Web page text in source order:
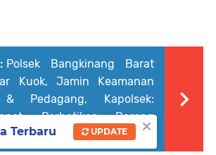
Polsek Bangkinang Barat
Kuok, Jamin Keamanan
& Pedagang, Kapolsek:
Perhatikan Barang
×
Terbaru UPDATE